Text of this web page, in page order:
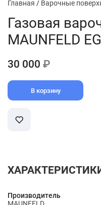
Главная / Варочные
Газовая
MAUNFELD
30 000 ₽
В корзину
Производитель